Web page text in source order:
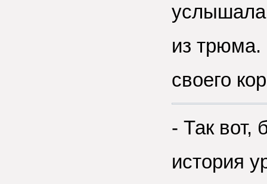
из трюма.
своего
- Так вот,
история